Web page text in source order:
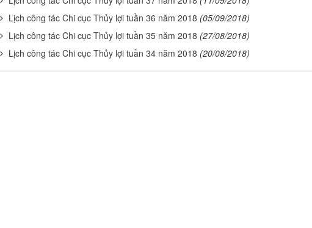
Lịch công tác Chi cục Thủy lợi tuần 36 năm 2018 (05/09/2018)
Lịch công tác Chi cục Thủy lợi tuần 35 năm 2018 (27/08/2018)
Lịch công tác Chi cục Thủy lợi tuần 34 năm 2018 (20/08/2018)